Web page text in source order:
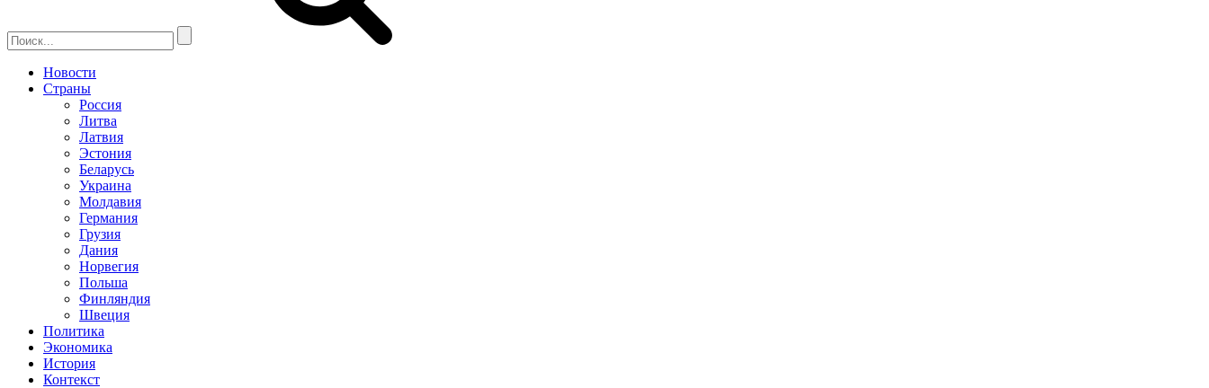
Новости
Страны
Россия
Литва
Латвия
Эстония
Беларусь
Украина
Молдавия
Германия
Грузия
Дания
Норвегия
Польша
Финляндия
Швеция
Политика
Экономика
История
Контекст